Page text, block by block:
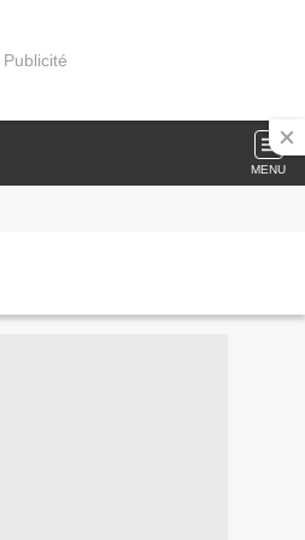
Publicité
MENU